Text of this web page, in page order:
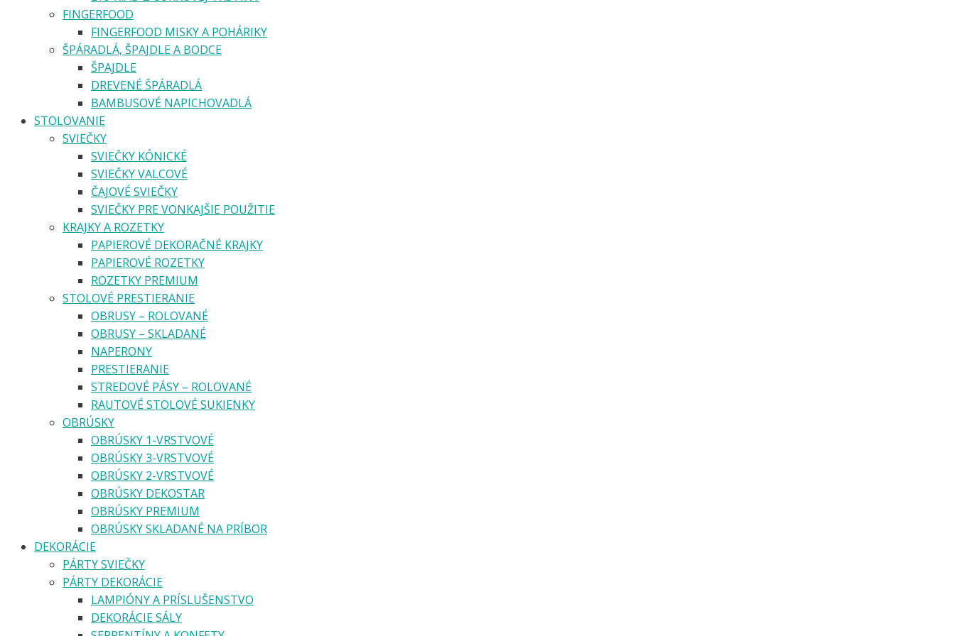
FINGERFOOD
FINGERFOOD MISKY A POHÁRIKY
ŠPÁRADLÁ, ŠPAJDLE A BODCE
ŠPAJDLE
DREVENÉ ŠPÁRADLÁ
BAMBUSOVÉ NAPICHOVADLÁ
STOLOVANIE
SVIEČKY
SVIEČKY KÓNICKÉ
SVIEČKY VALCOVÉ
ČAJOVÉ SVIEČKY
SVIEČKY PRE VONKAJŠIE POUŽITIE
KRAJKY A ROZETKY
PAPIEROVÉ DEKORAČNÉ KRAJKY
PAPIEROVÉ ROZETKY
ROZETKY PREMIUM
STOLOVÉ PRESTIERANIE
OBRUSY – ROLOVANÉ
OBRUSY – SKLADANÉ
NAPERONY
PRESTIERANIE
STREDOVÉ PÁSY – ROLOVANÉ
RAUTOVÉ STOLOVÉ SUKIENKY
OBRÚSKY
OBRÚSKY 1-VRSTVOVÉ
OBRÚSKY 3-VRSTVOVÉ
OBRÚSKY 2-VRSTVOVÉ
OBRÚSKY DEKOSTAR
OBRÚSKY PREMIUM
OBRÚSKY SKLADANÉ NA PRÍBOR
DEKORÁCIE
PÁRTY SVIEČKY
PÁRTY DEKORÁCIE
LAMPIÓNY A PRÍSLUŠENSTVO
DEKORÁCIE SÁLY